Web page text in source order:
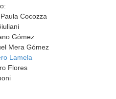
Cocozza
Gómez
Mera Gómez
Lamela
Flores